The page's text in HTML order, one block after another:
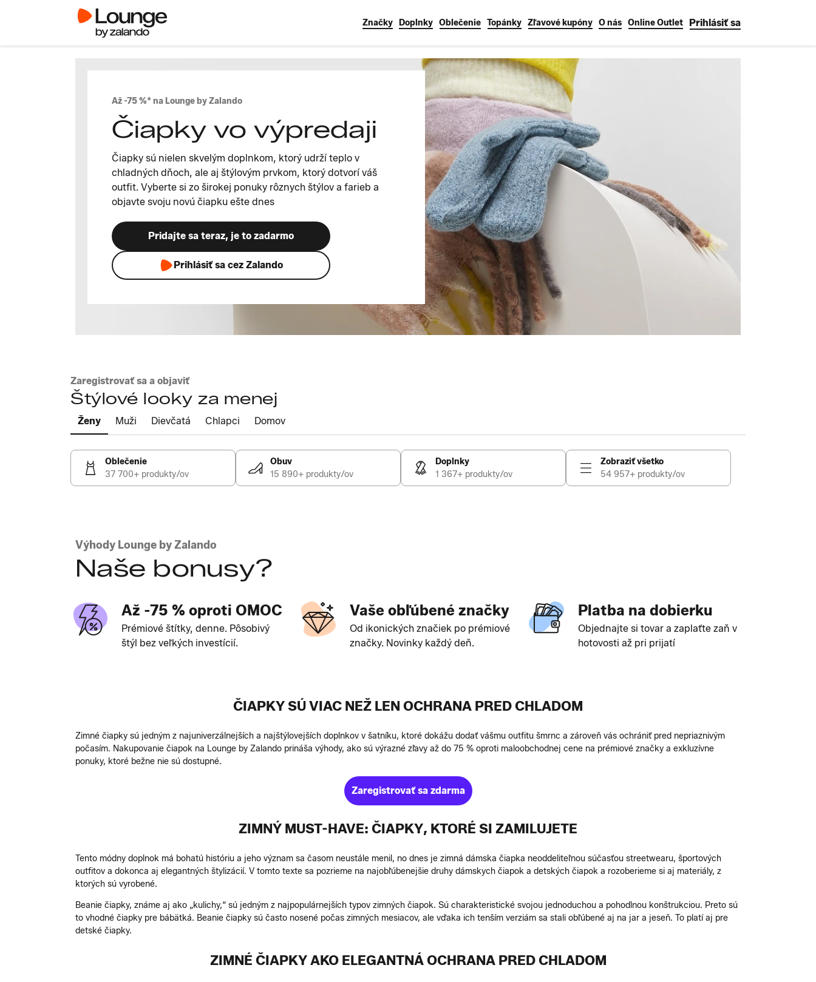
Značky Doplnky Oblečenie Topánky Zľavové kupóny O nás Online Outlet Prihlásiť sa
Až -75 %* na Lounge by Zalando
Čiapky vo výpredaji
Čiapky sú nielen skvelým doplnkom, ktorý udrží teplo v
chladných dňoch, ale aj štýlovým prvkom, ktorý dotvorí váš
outfit. Vyberte si zo širokej ponuky rôznych štýlov a farieb a
objavte svoju novú čiapku ešte dnes
Pridajte sa teraz, je to zadarmo
Prihlásiť sa cez Zalando
Zaregistrovať sa a objaviť
Štýlové looky za menej
Ženy Muži Dievčatá Chlapci Domov
Oblečenie
37 700+ produkty/ov
Obuv
15 890+ produkty/ov
Doplnky
1 367+ produkty/ov
Zobraziť všetko
54 957+ produkty/ov
Výhody Lounge by Zalando
Naše bonusy?
Až -75 % oproti OMOC
Prémiové štítky, denne. Pôsobivý
štýl bez veľkých investícií.
Vaše obľúbené značky
Od ikonických značiek po prémiové
značky. Novinky každý deň.
Platba na dobierku
Objednajte si tovar a zaplaťte zaň v
hotovosti až pri prijatí
ČIAPKY SÚ VIAC NEŽ LEN OCHRANA PRED CHLADOM
Zimné čiapky sú jedným z najuniverzálnejších a najštýlovejších doplnkov v šatníku, ktoré dokážu dodať vášmu outfitu šmrnc a zároveň vás ochrániť pred nepriaznivým
počasím. Nakupovanie čiapok na Lounge by Zalando prináša výhody, ako sú výrazné zľavy až do 75 % oproti maloobchodnej cene na prémiové značky a exkluzívne
ponuky, ktoré bežne nie sú dostupné.
Zaregistrovať sa zdarma
ZIMNÝ MUST-HAVE: ČIAPKY, KTORÉ SI ZAMILUJETE
Tento módny doplnok má bohatú históriu a jeho význam sa časom neustále menil, no dnes je zimná dámska čiapka neoddeliteľnou súčasťou streetwearu, športových
outfitov a dokonca aj elegantných štylizácií. V tomto texte sa pozrieme na najobľúbenejšie druhy dámskych čiapok a detských čiapok a rozoberieme si aj materiály, z
ktorých sú vyrobené.
Beanie čiapky, známe aj ako „kulichy,“ sú jedným z najpopulárnejších typov zimných čiapok. Sú charakteristické svojou jednoduchou a pohodlnou konštrukciou. Preto sú
to vhodné čiapky pre bábätká. Beanie čiapky sú často nosené počas zimných mesiacov, ale vďaka ich tenším verziám sa stali obľúbené aj na jar a jeseň. To platí aj pre
detské čiapky.
ZIMNÉ Č IAPKY AKO ELEGANTNÁ OCHRANA PRED CHLADOM